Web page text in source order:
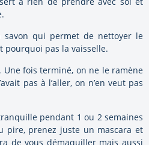
savon qui permet de nettoyer le
pourquoi pas la vaisselle.
. Une fois terminé, on ne le ramène
pas à l’aller, on n’en veut pas
pendant 1 ou 2 semaines
pire, prenez juste un mascara et
de vous démaquiller mais aussi